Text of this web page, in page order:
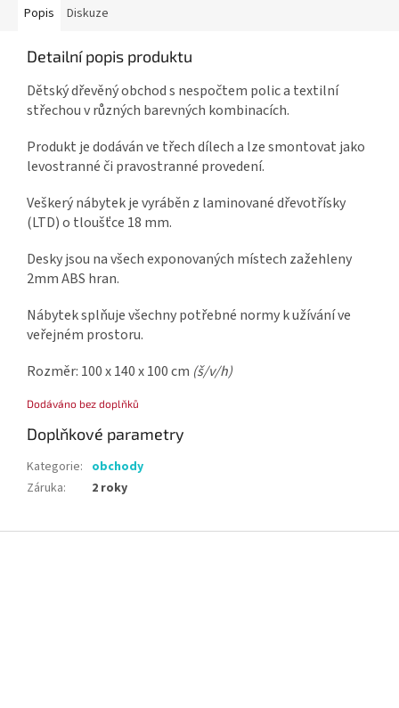
Popis Diskuze
Detailní popis produktu
Dětský dřevěný obchod s nespočtem polic a textilní
střechou v různých barevných kombinacích.
Produkt je dodáván ve třech dílech a lze smontovat jako
levostranné či pravostranné provedení.
Veškerý nábytek je vyráběn z laminované dřevotřísky
(LTD) o tloušťce 18 mm.
Desky jsou na všech exponovaných místech zažehleny
2mm ABS hran.
Nábytek splňuje všechny potřebné normy k užívání ve
veřejném prostoru.
Rozměr: 100 x 140 x 100 cm (š/v/h)
Dodáváno bez doplňků
Doplňkové parametry
Kategorie: obchody
Záruka: 2 roky